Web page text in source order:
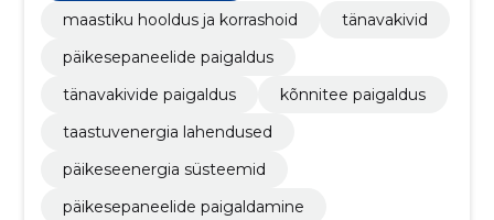
maastiku hooldus ja korrashoid
tänavakivid
päikesepaneelide paigaldus
tänavakivide paigaldus
kõnnitee paigaldus
taastuvenergia lahendused
päikeseenergia süsteemid
päikesepaneelide paigaldamine